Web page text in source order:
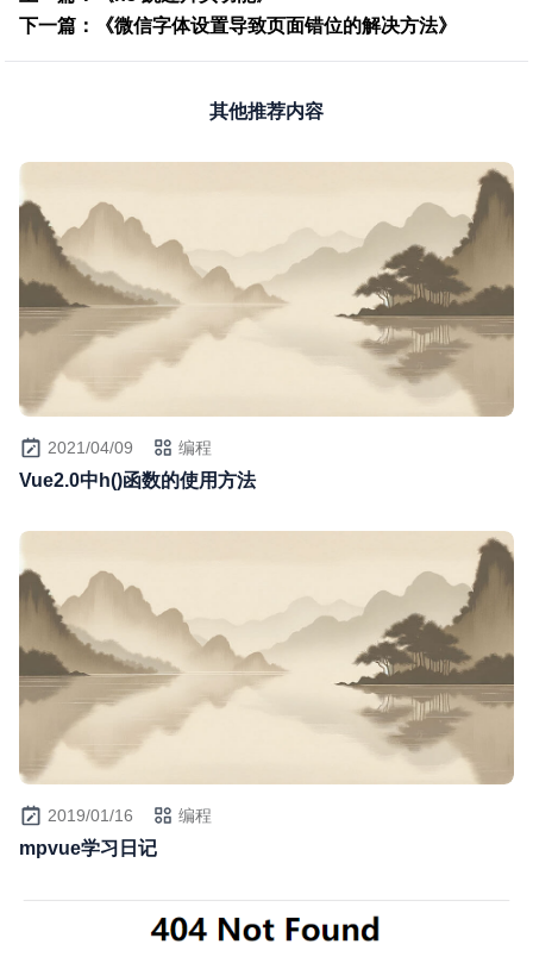
下一篇：《微信字体设置导致页面错位的解决方法》
其他推荐内容
2021/04/09 编程
Vue2.0中h()函数的使用方法
2019/01/16 编程
mpvue学习日记